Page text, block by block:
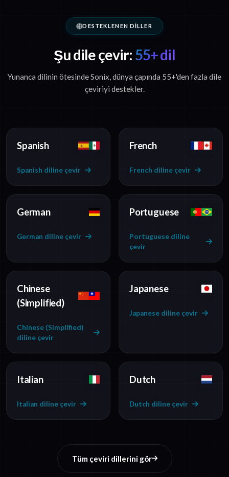
DESTEKLENEN DILLER
Şu dile çevir: 55+ dil
Yunanca dilinin ötesinde Sonix, dünya çapında 55+'den fazla dile
çeviriyi destekler.
Spanish
Spanish diline çevir
French
French diline çevir
German
German diline çevir
Portuguese
Portuguese diline
çevir
Chinese
(Simplified)
Chinese (Simplified)
diline çevir
Japanese
Japanese diline çevir
Italian
Italian diline çevir
Dutch
Dutch diline çevir
Tüm çeviri dillerini gör